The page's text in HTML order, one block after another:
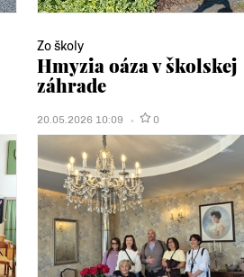
Zo školy
Hmyzia oáza v školskej
záhrade
20.05.2026 10:09 0